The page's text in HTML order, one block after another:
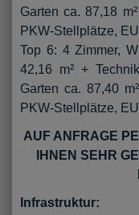
Garten ca. 87,18
PKW-Stellplätze,
Top 6: 4 Zimmer,
42,16 m² +
Garten ca. 87,40
PKW-Stellplätze,
AUF ANFRAGE
IHNEN SEHR
Infrastruktur: